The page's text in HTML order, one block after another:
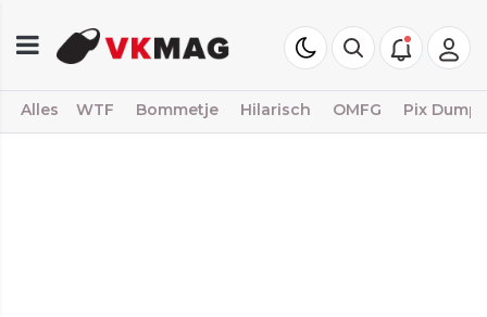
Alles WTF Bommetje Hilarisch OMFG Pix Dump